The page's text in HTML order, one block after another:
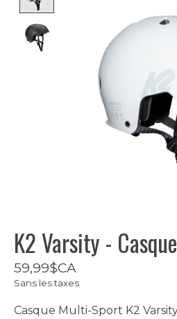
K2 Varsity -
59,99$CA
Sans les taxes
Casque Multi-Sport K2